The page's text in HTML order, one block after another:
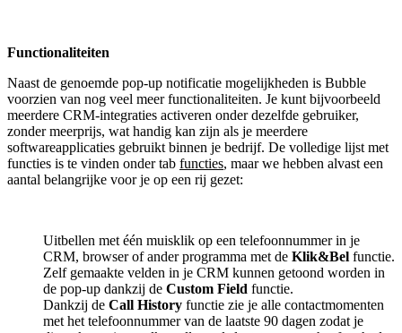
Functionaliteiten
Naast de genoemde pop-up notificatie mogelijkheden is Bubble
voorzien van nog veel meer functionaliteiten. Je kunt bijvoorbeeld
meerdere CRM-integraties activeren onder dezelfde gebruiker,
zonder meerprijs, wat handig kan zijn als je meerdere
softwareapplicaties gebruikt binnen je bedrijf. De volledige lijst met
functies is te vinden onder tab functies, maar we hebben alvast een
aantal belangrijke voor je op een rij gezet:
Uitbellen met één muisklik op een telefoonnummer in je
CRM, browser of ander programma met de Klik&Bel functie.
Zelf gemaakte velden in je CRM kunnen getoond worden in
de pop-up dankzij de Custom Field functie.
Dankzij de Call History functie zie je alle contactmomenten
met het telefoonnummer van de laatste 90 dagen zodat je